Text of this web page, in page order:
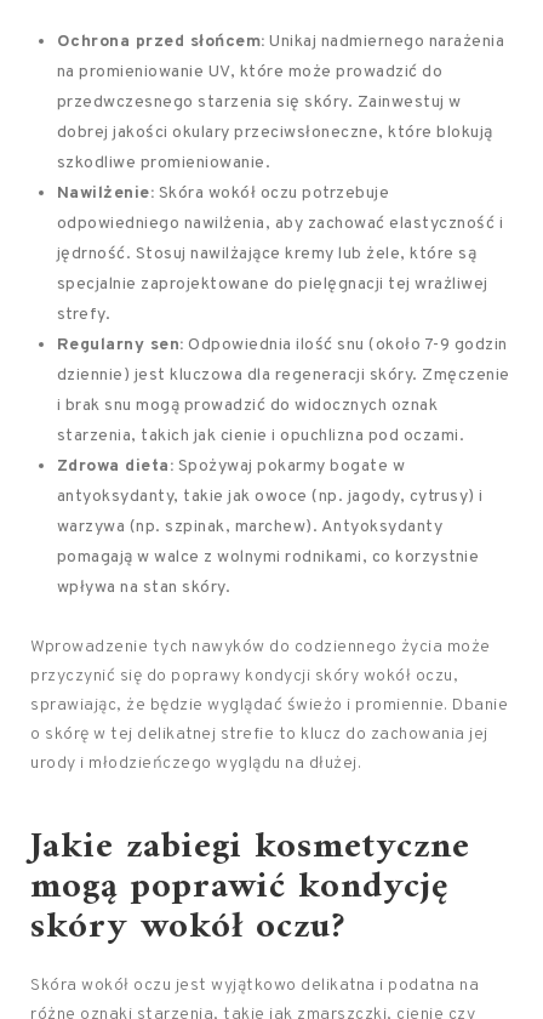
Ochrona przed słońcem: Unikaj nadmiernego narażenia
na promieniowanie UV, które może prowadzić do
przedwczesnego starzenia się skóry. Zainwestuj w
dobrej jakości okulary przeciwsłoneczne, które blokują
szkodliwe promieniowanie.
Nawilżenie: Skóra wokół oczu potrzebuje
odpowiedniego nawilżenia, aby zachować elastyczność i
jędrność. Stosuj nawilżające kremy lub żele, które są
specjalnie zaprojektowane do pielęgnacji tej wrażliwej
strefy.
Regularny sen: Odpowiednia ilość snu (około 7-9 godzin
dziennie) jest kluczowa dla regeneracji skóry. Zmęczenie
i brak snu mogą prowadzić do widocznych oznak
starzenia, takich jak cienie i opuchlizna pod oczami.
Zdrowa dieta: Spożywaj pokarmy bogate w
antyoksydanty, takie jak owoce (np. jagody, cytrusy) i
warzywa (np. szpinak, marchew). Antyoksydanty
pomagają w walce z wolnymi rodnikami, co korzystnie
wpływa na stan skóry.
Wprowadzenie tych nawyków do codziennego życia może
przyczynić się do poprawy kondycji skóry wokół oczu,
sprawiając, że będzie wyglądać świeżo i promiennie. Dbanie
o skórę w tej delikatnej strefie to klucz do zachowania jej
urody i młodzieńczego wyglądu na dłużej.
Jakie zabiegi kosmetyczne
mogą poprawić kondycję
skóry wokół oczu?
Skóra wokół oczu jest wyjątkowo delikatna i podatna na